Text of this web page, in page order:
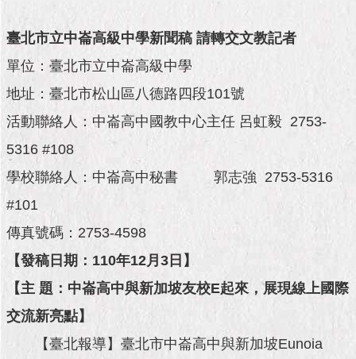
隊
市
政
公
告
施
政
景
及
成
果
政
臺北市立中崙高級中學新聞稿 請轉交文教記者
單位：臺北市立中崙高級中學
地址：臺北市松山區八德路四段101號
活動聯絡人：中崙高中國教中心主任 呂虹毅 2753-
5316 #108
學校聯絡人：中崙高中秘書 郭志強 2753-5316
#101
傳真號碼：2753-4598
【發稿日期：110年12月3日】
【主 題：中崙高中與新加坡友校E起來，展現線上國際
交流新亮點】
【臺北報導】臺北市中崙高中與新加坡Eunoia